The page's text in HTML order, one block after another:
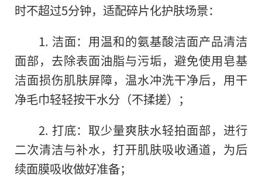
时不超过5分钟，适配碎片化护肤场景：
1. 洁面：用温和的氨基酸洁面产品清洁
面部，去除表面油脂与污垢，避免使用皂基
洁面损伤肌肤屏障，温水冲洗干净后，用干
净毛巾轻轻按干水分（不揉搓）；
2. 打底：取少量爽肤水轻拍面部，进行
二次清洁与补水，打开肌肤吸收通道，为后
续面膜吸收做好准备；